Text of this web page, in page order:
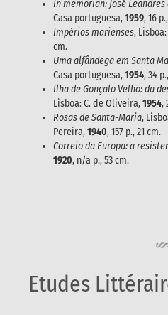
In memorian: José Leandres
Casa portuguesa,1959, 16
Impérios marienses,
cm.
Uma alfândega em Santa
Casa portuguesa,1954, 34
Ilha de Gonçalo Velho: da
Lisboa: C. de Oliveira,1954,
Rosas de Santa-Maria,
Pereira,1940, 157 p., 21 cm.
Correio da Europa: a
1920, n/a p., 53 cm.
Etudes